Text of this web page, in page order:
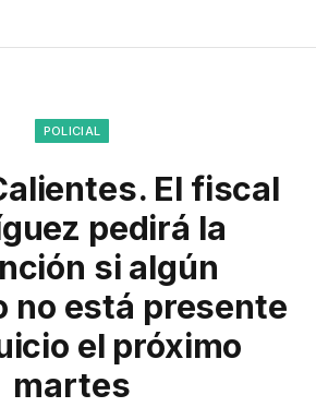
POLICIAL
El fiscal
pedirá la
si algún
no está presente
el próximo
martes